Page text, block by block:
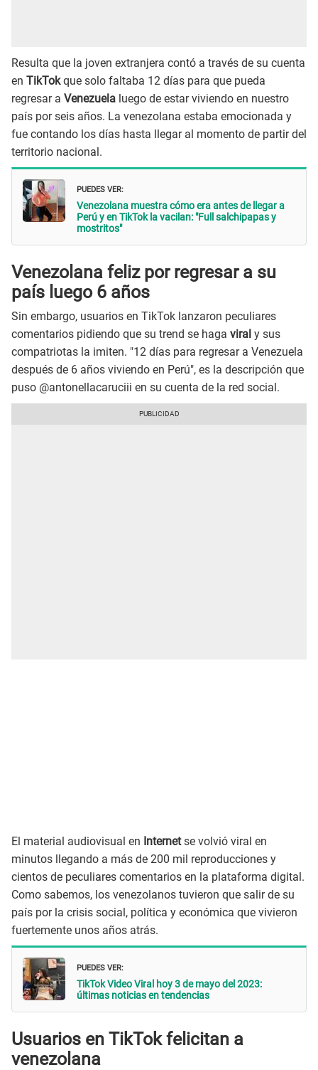
Resulta que la joven extranjera contó a través de su cuenta
en TikTokque solo faltaba 12 días para que pueda
regresar a Venezuela luego de estar viviendo en nuestro
país por seis años. La venezolana estaba emocionada y
fue contando los días hasta llegar al momento de partir del
territorio nacional.
PUEDES VER:
Venezolana muestra cómo era antes de llegar a
Perú y en TikTok la vacilan: "Full salchipapas y
mostritos"
Venezolana feliz por regresar a su
país luego 6 años
Sin embargo, usuarios en TikTok lanzaron peculiares
comentarios pidiendo que su trend se haga viral y sus
compatriotas la imiten. "12 días para regresar a Venezuela
después de 6 años viviendo en Perú", es la descripción que
puso @antonellacaruciii en su cuenta de la red social.
El material audiovisual en Internetse volvió viral en
minutos llegando a más de 200 mil reproducciones y
cientos de peculiares comentarios en la plataforma digital.
Como sabemos, los venezolanos tuvieron que salir de su
país por la crisis social, política y económica que vivieron
fuertemente unos años atrás.
PUEDES VER:
TikTok Video Viral hoy 3 de mayo del 2023:
últimas noticias en tendencias
Usuarios en TikTok felicitan a
venezolana